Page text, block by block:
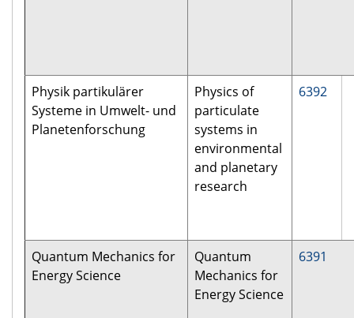
Physik partikulärer
Systeme in Umwelt- und
Planetenforschung
Physics of
particulate
systems in
environmental
and planetary
research
6392
Quantum Mechanics for
Energy Science
Quantum
Mechanics for
Energy Science
6391